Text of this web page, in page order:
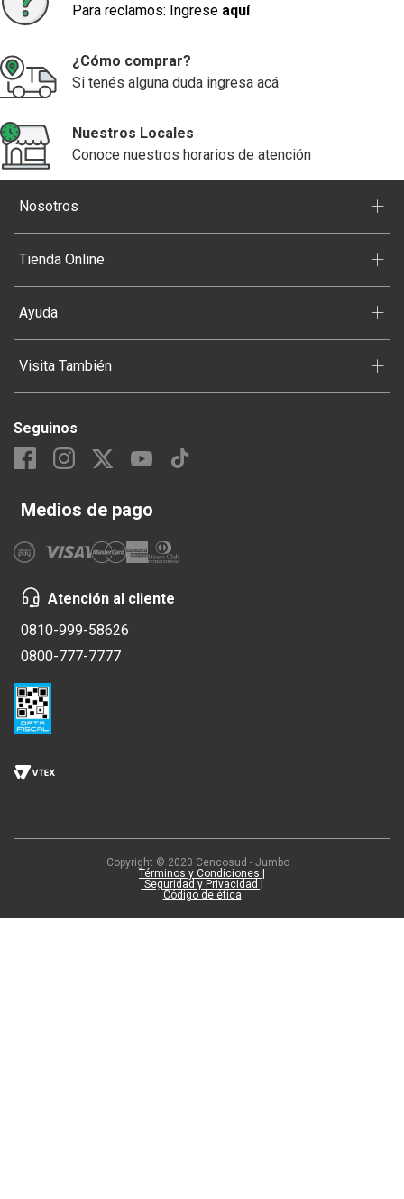
Para reclamos: Ingrese aquí
¿Cómo comprar?
Si tenés alguna duda ingresa acá
Nuestros Locales
Conoce nuestros horarios de atención
Nosotros +
Tienda Online +
Ayuda +
Visita También +
Seguinos
Medios de pago
Atención al cliente
0810-999-58626
0800-777-7777
Copyright © 2020 Cencosud - Jumbo
Términos y Condiciones |
Seguridad y Privacidad |
Código de ética